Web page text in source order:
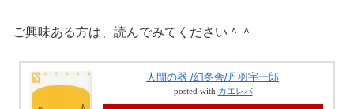
ご興味ある方は、読んでみてください＾＾
人間の器 /幻冬舎/丹羽宇一郎
posted with カエレバ